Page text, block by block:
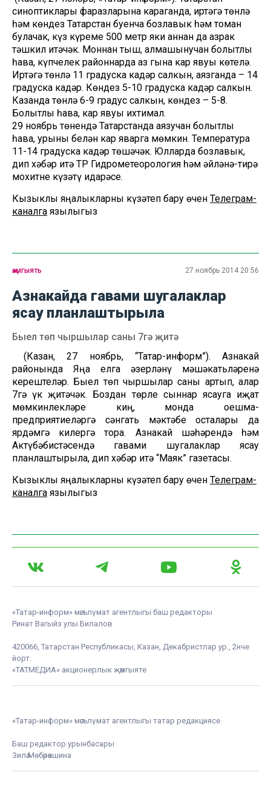
синоптиклары фаразларына караганда, иртәгә төнлә
һәм көндез Татарстан буенча бозлавык һәм томан
булачак, күз күреме 500 метр яки аннан да азрак
тәшкил итәчәк. Моннан тыш, алмашынучан болытлы
һава, күпчелек районнарда аз гына кар явуы көтелә.
Иртәгә төнлә 11 градуска кадәр салкын, аязганда – 14
градуска кадәр. Көндез 5-10 градуска кадәр салкын.
Казанда төнлә 6-9 градус салкын, көндез – 5-8.
Болытлы һава, кар явуы ихтимал.
29 ноябрь төнендә Татарстанда аязучан болытлы
һава, урыны белән кар яварга мөмкин. Температура
11-14 градуска кадәр төшәчәк. Юлларда бозлавык,
дип хәбәр итә ТР Гидрометеорология һәм әйләнә-тирә
мохитне күзәтү идарәсе.
Кызыклы яңалыкларны күзәтеп бару өчен Телеграм-
каналга язылыгыз
җәмгыять 27 ноябрь 2014 20:56
Азнакайда гавами шугалаклар
ясау планлаштырыла
Быел төп чыршылар саны 7гә җитә
(Казан, 27 ноябрь, “Татар-информ”). Азнакай
районында Яңа елга әзерләнү мәшәкатьләренә
керештеләр. Быел төп чыршылар саны артып, алар
7гә үк җитәчәк. Боздан төрле сыннар ясауга иҗат
мөмкинлекләре киң, монда оешма-
предприятиеләргә сәнгать мәктәбе осталары да
ярдәмгә килергә тора. Азнакай шәһәрендә һәм
Актүбәбистәсендә гавами шугалаклар ясау
планлаштырыла, дип хәбәр итә “Маяк” газетасы.
Кызыклы яңалыкларны күзәтеп бару өчен Телеграм-
каналга язылыгыз
«Татар-информ» мәгълүмат агентлыгы баш редакторы
Ринат Вагыйз улы Билалов
420066, Татарстан Республикасы, Казан, Декабристлар ур., 2нче
йорт.
«ТАТМЕДИА» акционерлык җәмгыяте
«Татар-информ» мәгълүмат агентлыгы татар редакциясе
Баш редактор урынбасары
Зилә Мөбәрәкшина